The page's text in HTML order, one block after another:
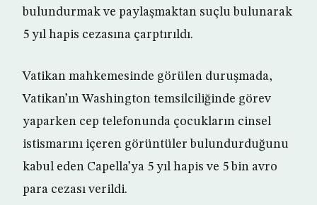
bulundurmak ve paylaşmaktan suçlu bulunarak
5 yıl hapis cezasına çarptırıldı.
Vatikan mahkemesinde görülen duruşmada,
Vatikan’ın Washington temsilciliğinde görev
yaparken cep telefonunda çocukların cinsel
istismarını içeren görüntüler bulundurduğunu
kabul eden Capella’ya 5 yıl hapis ve 5 bin avro
para cezası verildi.